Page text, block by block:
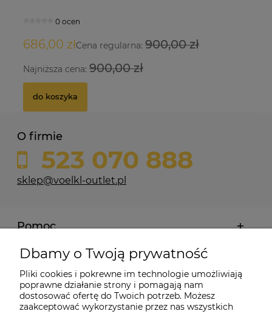
0 ocen
686,00 złCena regularna: 900,00 zł
Najniższa cena: 900,00 zł
do koszyka
0 ocen
850,00 zł
do koszyka
O firmie
523 070 888
sklep@voelkl-outlet.pl
Pomoc
Moje konto
Płatności i dostawa
Dbamy o Twoją prywatność
Pliki cookies i pokrewne im technologie umożliwiają
poprawne działanie strony i pomagają nam
dostosować ofertę do Twoich potrzeb. Możesz
zaakceptować wykorzystanie przez nas wszystkich